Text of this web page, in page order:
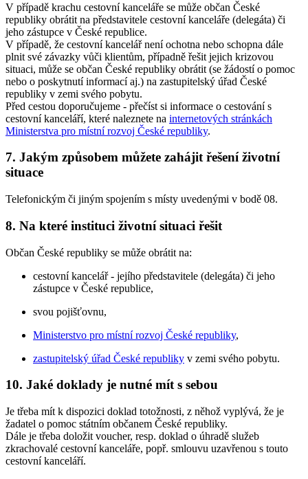
V případě krachu cestovní kanceláře se může občan České
republiky obrátit na představitele cestovní kanceláře (delegáta) či
jeho zástupce v České republice.
V případě, že cestovní kancelář není ochotna nebo schopna dále
plnit své závazky vůči klientům, případně řešit jejich krizovou
situaci, může se občan České republiky obrátit (se žádostí o pomoc
nebo o poskytnutí informací aj.) na zastupitelský úřad České
republiky v zemi svého pobytu.
Před cestou doporučujeme - přečíst si informace o cestování s
cestovní kanceláří, které naleznete na internetových stránkách
Ministerstva pro místní rozvoj České republiky.
7. Jakým způsobem můžete zahájit řešení životní
situace
Telefonickým či jiným spojením s místy uvedenými v bodě 08.
8. Na které instituci životní situaci řešit
Občan České republiky se může obrátit na:
cestovní kancelář - jejího představitele (delegáta) či jeho
zástupce v České republice,
svou pojišťovnu,
Ministerstvo pro místní rozvoj České republiky,
zastupitelský úřad České republiky v zemi svého pobytu.
10. Jaké doklady je nutné mít s sebou
Je třeba mít k dispozici doklad totožnosti, z něhož vyplývá, že je
žadatel o pomoc státním občanem České republiky.
Dále je třeba doložit voucher, resp. doklad o úhradě služeb
zkrachovalé cestovní kanceláře, popř. smlouvu uzavřenou s touto
cestovní kanceláří.